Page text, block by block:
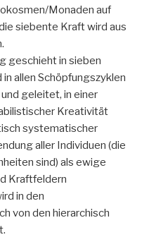
Monaden auf
siebente Kraft wird aus
geschieht in sieben
allen Schöpfungszyklen
geleitet, in einer
Kreativität
systematischer
aller Individuen (die
sind) als ewige
Kraftfeldern
in den
von den hierarchisch